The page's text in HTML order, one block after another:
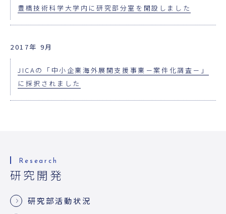
豊橋技術科学大学内に研究部分室を開設しました
2017年 9月
JICAの「中小企業海外展開支援事業－案件化調査－」
に採択されました
研究開発
研究部活動状況